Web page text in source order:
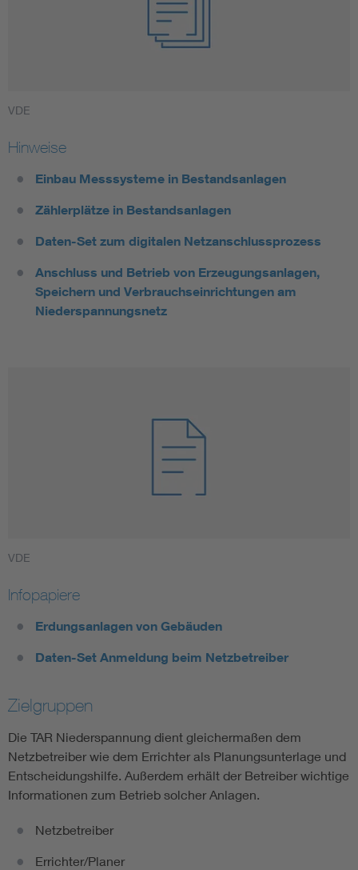
VDE
Hinweise
Einbau Messsysteme in Bestandsanlagen
Zählerplätze in Bestandsanlagen
Daten-Set zum digitalen Netzanschlussprozess
Anschluss und Betrieb von Erzeugungsanlagen,
Speichern und Verbrauchseinrichtungen am
Niederspannungsnetz
VDE
Infopapiere
Erdungsanlagen von Gebäuden
Daten-Set Anmeldung beim Netzbetreiber
Zielgruppen
Die TAR Niederspannung dient gleichermaßen dem
Netzbetreiber wie dem Errichter als Planungsunterlage und
Entscheidungshilfe. Außerdem erhält der Betreiber wichtige
Informationen zum Betrieb solcher Anlagen.
Netzbetreiber
Errichter/Planer